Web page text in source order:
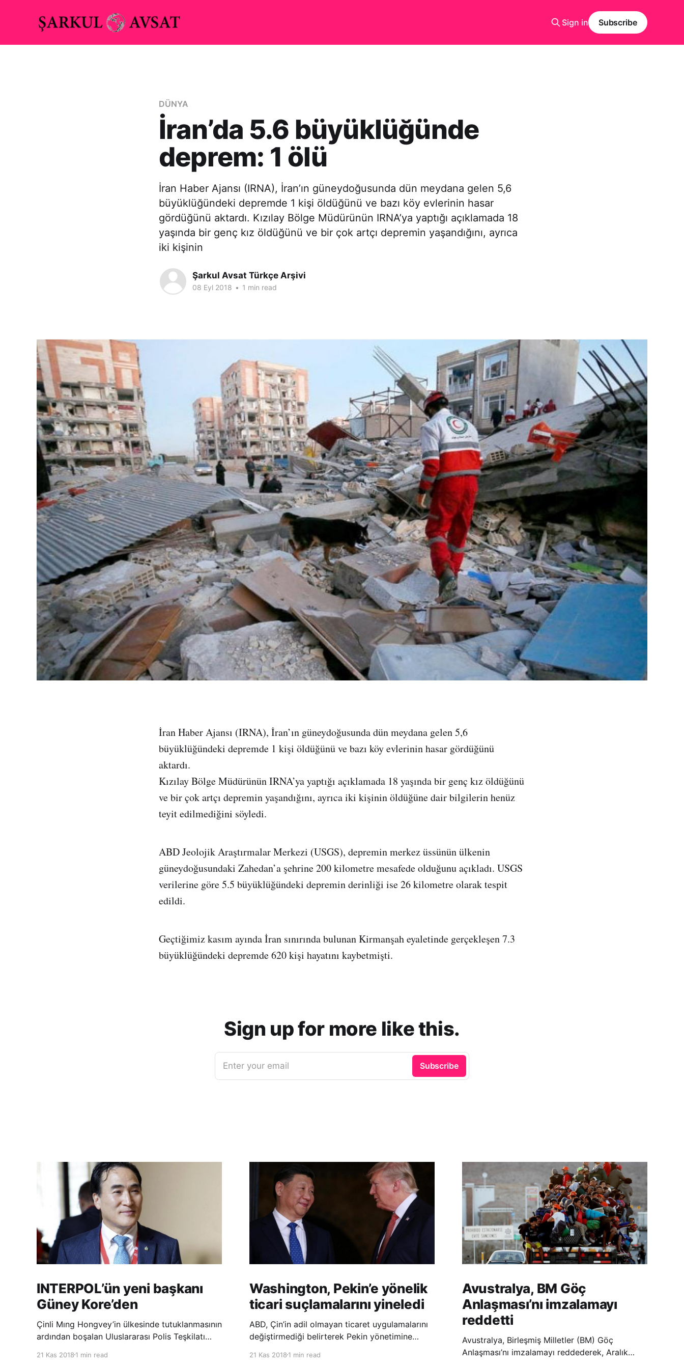
Sign in Subscribe
DÜNYA
İran’da 5.6 büyüklüğünde
deprem: 1 ölü
İran Haber Ajansı (IRNA), İran’ın güneydoğusunda dün meydana gelen 5,6
büyüklüğündeki depremde 1 kişi öldüğünü ve bazı köy evlerinin hasar
gördüğünü aktardı. Kızılay Bölge Müdürünün IRNA’ya yaptığı açıklamada 18
yaşında bir genç kız öldüğünü ve bir çok artçı depremin yaşandığını, ayrıca
iki kişinin
Şarkul Avsat Türkçe Arşivi
08 Eyl 2018 • 1 min read
İran Haber Ajansı (IRNA), İran’ın güneydoğusunda dün meydana gelen 5,6
büyüklüğündeki depremde 1 kişi öldüğünü ve bazı köy evlerinin hasar gördüğünü
aktardı.
Kızılay Bölge Müdürünün IRNA’ya yaptığı açıklamada 18 yaşında bir genç kız öldüğünü
ve bir çok artçı depremin yaşandığını, ayrıca iki kişinin öldüğüne dair bilgilerin henüz
teyit edilmediğini söyledi.
ABD Jeolojik Araştırmalar Merkezi (USGS), depremin merkez üssünün ülkenin
güneydoğusundaki Zahedan’a şehrine 200 kilometre mesafede olduğunu açıkladı. USGS
verilerine göre 5.5 büyüklüğündeki depremin derinliği ise 26 kilometre olarak tespit
edildi.
Geçtiğimiz kasım ayında İran sınırında bulunan Kirmanşah eyaletinde gerçekleşen 7.3
büyüklüğündeki depremde 620 kişi hayatını kaybetmişti.
Sign up for more like this.
Enter your email Subscribe
INTERPOL’ün yeni başkanı
Güney Kore’den
Çinli Mıng Hongvey’in ülkesinde tutuklanmasının
ardından boşalan Uluslararası Polis Teşkilatı
Jong Yang seçildi. INTERPOL Genel Kurulu’nun
21 Kas 2018 1 min read
Washington, Pekin’e yönelik
ticari suçlamalarını yineledi
ABD, Çin’in adil olmayan ticaret uygulamalarını
değiştirmediği belirterek Pekin yönetimine
Temsilciliği’nin Çin’in fikri mülkiyet ve teknoloji
21 Kas 20181 min read
Avustralya, BM Göç
Anlaşması’nı imzalamayı
reddetti
Avustralya, Birleşmiş Milletler (BM) Göç
Anlaşması’nı imzalamayı reddederek, Aralık